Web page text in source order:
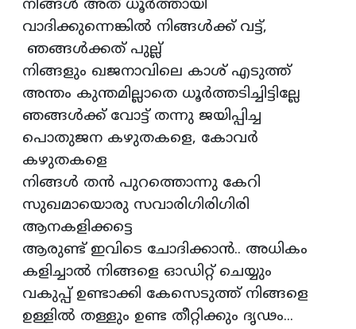
നിങ്ങൾ അത് ധൂർത്തായി
വാദിക്കുന്നെങ്കിൽ നിങ്ങൾക്ക് വട്ട്,
ഞങ്ങൾക്കത് പുല്ല്
നിങ്ങളും ഖജനാവിലെ കാശ് എടുത്ത്
അന്തം കുന്തമില്ലാതെ ധൂർത്തടിച്ചിട്ടില്ലേ
ഞങ്ങൾക്ക് വോട്ട് തന്നു ജയിപ്പിച്ച
പൊതുജന കഴുതകളെ, കോവർ
കഴുതകളെ
നിങ്ങൾ തൻ പുറത്തൊന്നു കേറി
സുഖമായൊരു സവാരിഗിരിഗിരി
ആനകളിക്കട്ടെ
ആരുണ്ട് ഇവിടെ ചോദിക്കാൻ.. അധികം
കളിച്ചാൽ നിങ്ങളെ ഓഡിറ്റ് ചെയ്യും
വകുപ്പ് ഉണ്ടാക്കി കേസെടുത്ത് നിങ്ങളെ
ഉള്ളിൽ തള്ളും ഉണ്ട തീറ്റിക്കും ദൃഢം...